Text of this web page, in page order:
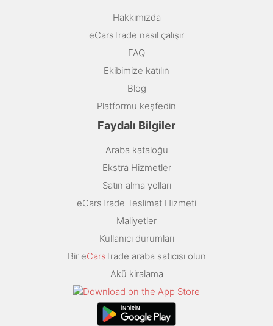
Hakkımızda
eCarsTrade nasıl çalışır
FAQ
Ekibimize katılın
Blog
Platformu keşfedin
Faydalı Bilgiler
Araba kataloğu
Ekstra Hizmetler
Satın alma yolları
eCarsTrade Teslimat Hizmeti
Maliyetler
Kullanıcı durumları
Bir eCarsTrade araba satıcısı olun
Akü kiralama